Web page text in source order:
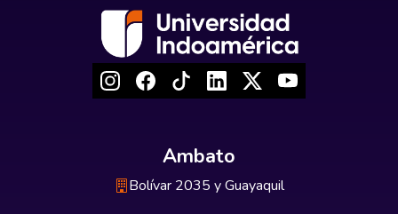
Ambato
Bolívar 2035 y Guayaquil